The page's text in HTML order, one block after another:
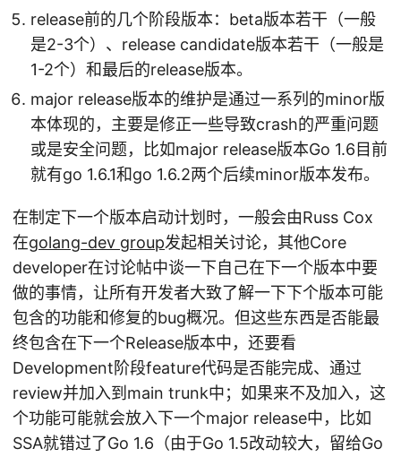
release前的几个阶段版本：beta版本若干（一般
是2-3个）、release candidate版本若干（一般是
1-2个）和最后的release版本。
major release版本的维护是通过一系列的minor版
本体现的，主要是修正一些导致crash的严重问题
或是安全问题，比如major release版本Go 1.6目前
就有go 1.6.1和go 1.6.2两个后续minor版本发布。
在制定下一个版本启动计划时，一般会由Russ Cox
在golang-dev group发起相关讨论，其他Core
developer在讨论帖中谈一下自己在下一个版本中要
做的事情，让所有开发者大致了解一下下个版本可能
包含的功能和修复的bug概况。但这些东西是否能最
终包含在下一个Release版本中，还要看
Development阶段feature代码是否能完成、通过
review并加入到main trunk中；如果来不及加入，这
个功能可能就会放入下一个major release中，比如
SSA就错过了Go 1.6（由于Go 1.5改动较大，留给Go